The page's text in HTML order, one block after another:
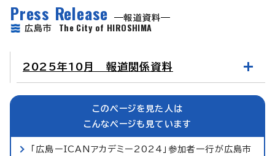
Press Release
報道資料
広島市 The City of HIROSHIMA
2025年10月 報道関係資料
このページを見た人は
こんなページも見ています
「広島ーICANアカデミー2024」参加者一行が広島市